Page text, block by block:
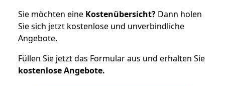
Sie möchten eine Kostenübersicht? Dann holen
Sie sich jetzt kostenlose und unverbindliche
Angebote.
Füllen Sie jetzt das Formular aus und erhalten Sie
kostenloseAngebote.